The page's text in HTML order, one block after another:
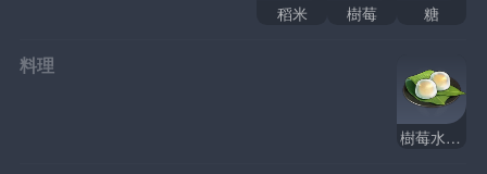
稻米 樹莓 糖
料理
樹莓水饅頭